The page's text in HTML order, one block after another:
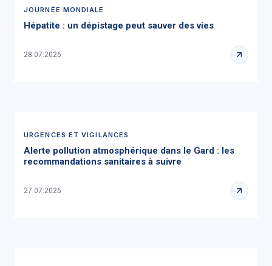
JOURNÉE MONDIALE
Hépatite : un dépistage peut sauver des vies
28.07.2026
URGENCES ET VIGILANCES
Alerte pollution atmosphérique dans le Gard : les
recommandations sanitaires à suivre
27.07.2026